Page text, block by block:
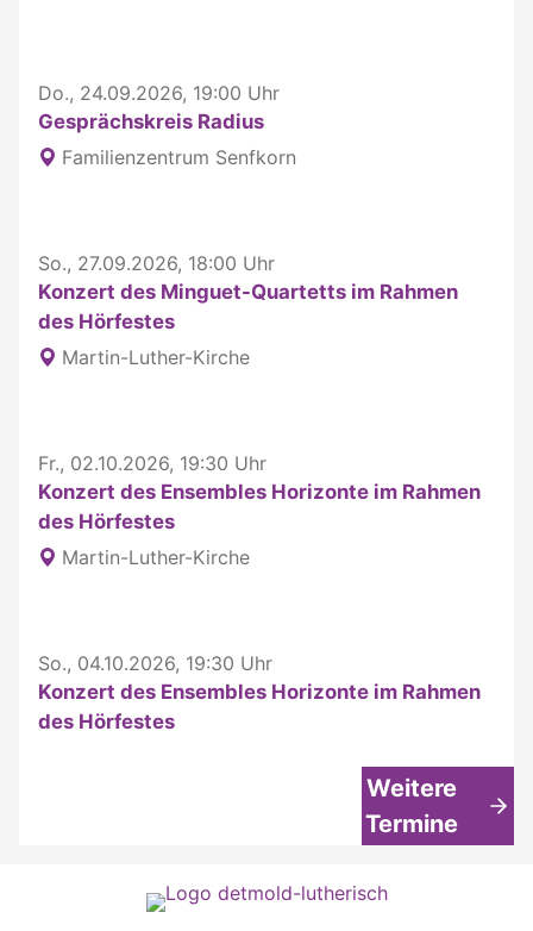
Do., 24.09.2026, 19:00 Uhr
Gesprächskreis Radius
Familienzentrum Senfkorn
So., 27.09.2026, 18:00 Uhr
Konzert des Minguet-Quartetts im Rahmen
des Hörfestes
Martin-Luther-Kirche
Fr., 02.10.2026, 19:30 Uhr
Konzert des Ensembles Horizonte im Rahmen
des Hörfestes
Martin-Luther-Kirche
So., 04.10.2026, 19:30 Uhr
Konzert des Ensembles Horizonte im Rahmen
des Hörfestes
Weitere
Termine